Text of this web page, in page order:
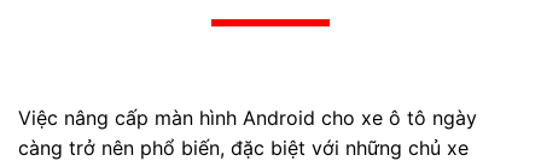
Việc nâng cấp màn hình Android cho xe ô tô ngày
càng trở nên phổ biến, đặc biệt với những chủ xe